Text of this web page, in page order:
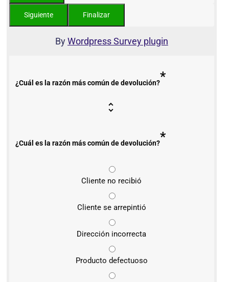
ByWordpress Survey plugin
¿Cuál es la razón más común de devolución?*
¿Cuál es la razón más común de devolución?*
Cliente no recibió
Cliente se arrepintió
Dirección incorrecta
Producto defectuoso